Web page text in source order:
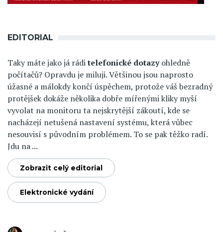
EDITORIAL
Taky máte jako já ráditelefonické dotazyohledně
počítačů? Opravdu je miluji. Většinou jsou naprosto
úžasné a málokdy končí úspěchem, protože váš bezradný
protějšek dokáže několika dobře mířenými kliky myší
vyvolat na monitoru ta nejskrytější zákoutí, kde se
nacházejí netušená nastavení systému, která vůbec
nesouvisí s původním problémem. To se pak těžko radí.
Jdu na ...
Zobrazit celý editorial
Elektronické vydání